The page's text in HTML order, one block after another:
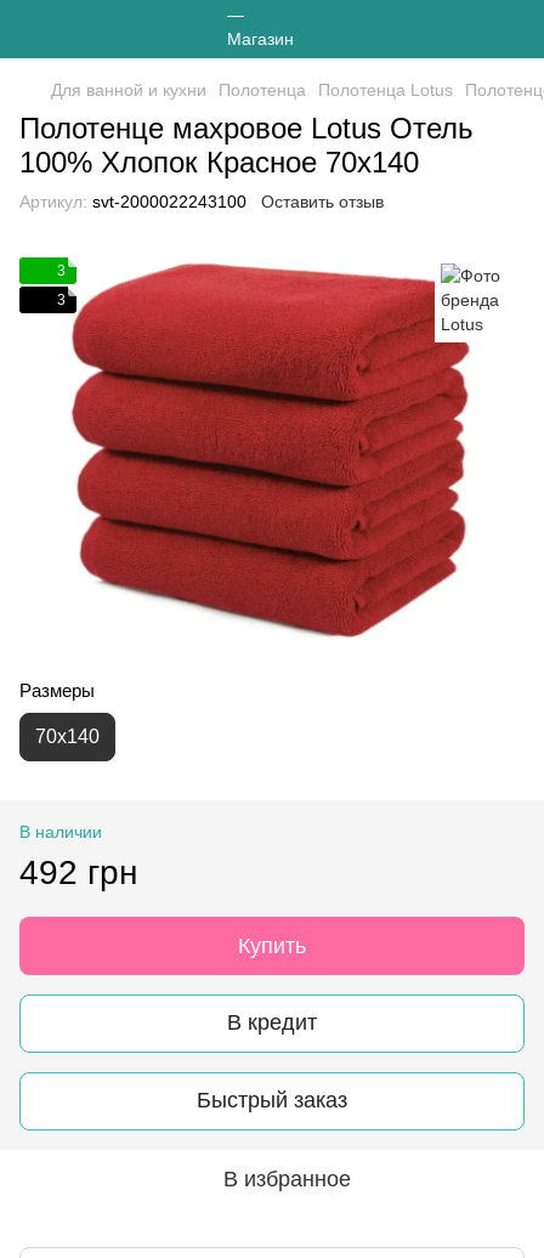
Для ванной и кухни Полотенца Полотенца Lotus
Полотенце махровое Lotus Отель
100% Хлопок Красное 70х140
Артикул: svt-2000022243100 Оставить отзыв
3
3
Размеры
70х140
В наличии
492 грн
Купить
В кредит
Быстрый заказ
В избранное